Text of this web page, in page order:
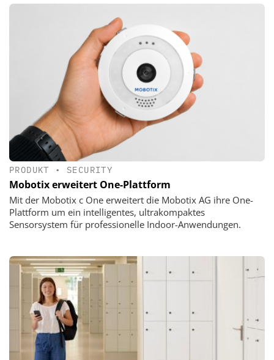
PRODUKT • SECURITY
Mobotix erweitert One-Plattform
Mit der Mobotix c One erweitert die Mobotix AG ihre One-
Plattform um ein intelligentes, ultrakompaktes
Sensorsystem für professionelle Indoor-Anwendungen.